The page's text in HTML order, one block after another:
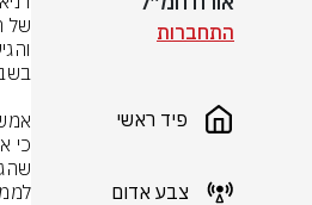
התחברות
פיד ראשי
צבע אדום